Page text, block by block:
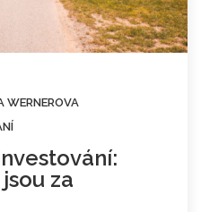
WERNEROVA
za